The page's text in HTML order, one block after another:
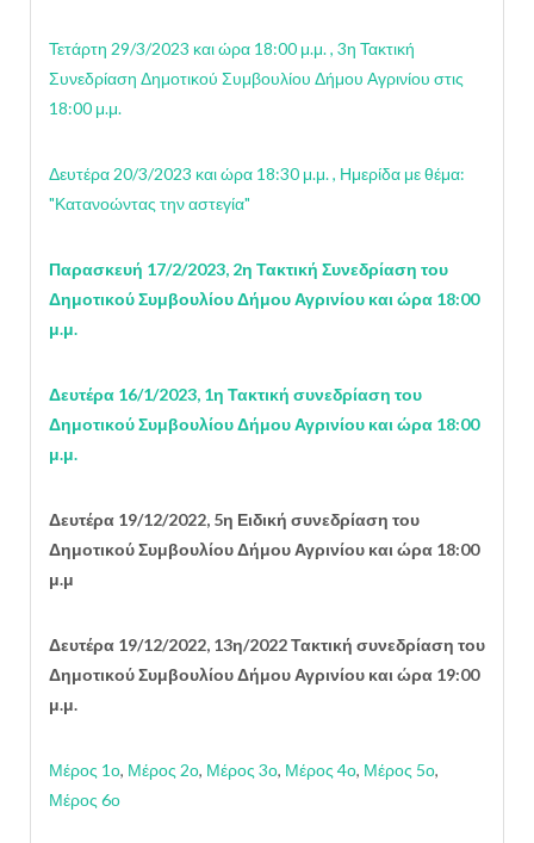
Τετάρτη 29/3/2023 και ώρα 18:00 μ.μ. , 3η Τακτική
Συνεδρίαση Δημοτικού Συμβουλίου Δήμου Αγρινίου στις
18:00 μ.μ.
Δευτέρα 20/3/2023 και ώρα 18:30 μ.μ. , Ημερίδα με θέμα:
"Κατανοώντας την αστεγία"
Παρασκευή 17/2/2023, 2η Τακτική Συνεδρίαση του
Δημοτικού ΣυμβουλίουΔήμου Αγρινίου και ώρα 18:00
μ.μ.
Δευτέρα 16/1/2023, 1η Τακτική συνεδρίαση του
Δημοτικού Συμβουλίου Δήμου Αγρινίου και ώρα 18:00
μ.μ.
Δευτέρα 19/12/2022, 5η Ειδική συνεδρίαση του
Δημοτικού ΣυμβουλίουΔήμου Αγρινίου και ώρα 18:00
μ.μ
Δευτέρα 19/12/2022, 13η/2022 Τακτική συνεδρίαση του
Δημοτικού ΣυμβουλίουΔήμου Αγρινίου και ώρα 19:00
μ.μ.
Μέρος 1ο, Μέρος 2ο, Μέρος 3ο, Μέρος 4ο, Μέρος 5ο,
Μέρος 6ο